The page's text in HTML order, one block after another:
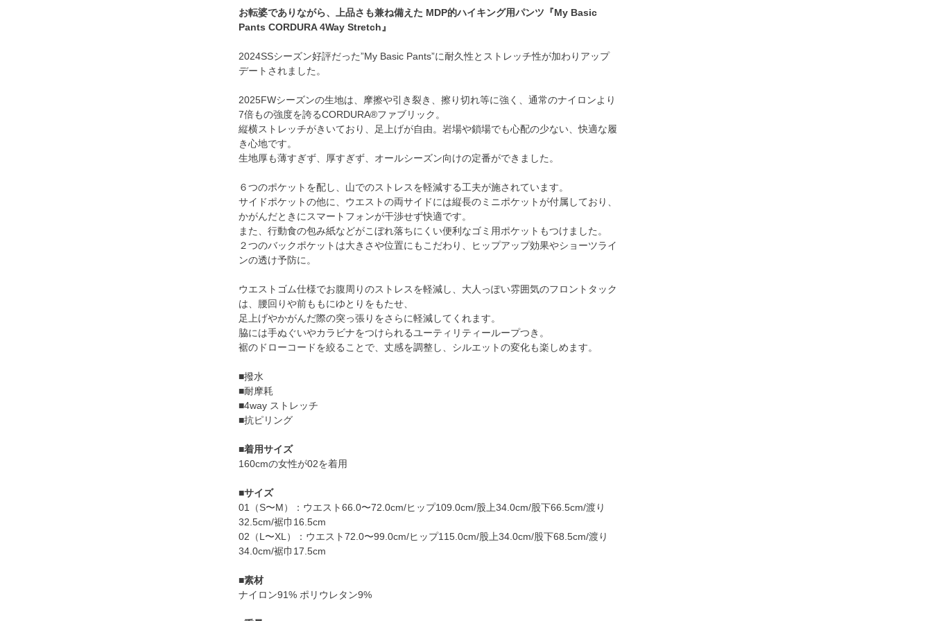
お転婆でありながら、上品さも兼ね備えた MDP的ハイキング用パンツ『My Basic
Pants CORDURA 4Way Stretch』
2024SSシーズン好評だった”My Basic Pants”に耐久性とストレッチ性が加わりアップ
デートされました。
2025FWシーズンの生地は、摩擦や引き裂き、擦り切れ等に強く、通常のナイロンより
7倍もの強度を誇るCORDURA®ファブリック。
縦横ストレッチがきいており、足上げが自由。岩場や鎖場でも心配の少ない、快適な履
き心地です。
生地厚も薄すぎず、厚すぎず、オールシーズン向けの定番ができました。
６つのポケットを配し、山でのストレスを軽減する工夫が施されています。
サイドポケットの他に、ウエストの両サイドには縦長のミニポケットが付属しており、
かがんだときにスマートフォンが干渉せず快適です。
また、行動食の包み紙などがこぼれ落ちにくい便利なゴミ用ポケットもつけました。
２つのバックポケットは大きさや位置にもこだわり、ヒップアップ効果やショーツライ
ンの透け予防に。
ウエストゴム仕様でお腹周りのストレスを軽減し、大人っぽい雰囲気のフロントタック
は、腰回りや前ももにゆとりをもたせ、
足上げやかがんだ際の突っ張りをさらに軽減してくれます。
脇には手ぬぐいやカラビナをつけられるユーティリティーループつき。
裾のドローコードを絞ることで、丈感を調整し、シルエットの変化も楽しめます。
■撥水
■耐摩耗
■4way ストレッチ
■抗ピリング
■着用サイズ
160cmの女性が02を着用
■サイズ
01（S〜M）：ウエスト66.0〜72.0cm/ヒップ109.0cm/股上34.0cm/股下66.5cm/渡り
32.5cm/裾巾16.5cm
02（L〜XL）：ウエスト72.0〜99.0cm/ヒップ115.0cm/股上34.0cm/股下68.5cm/渡り
34.0cm/裾巾17.5cm
■素材
ナイロン91% ポリウレタン9%